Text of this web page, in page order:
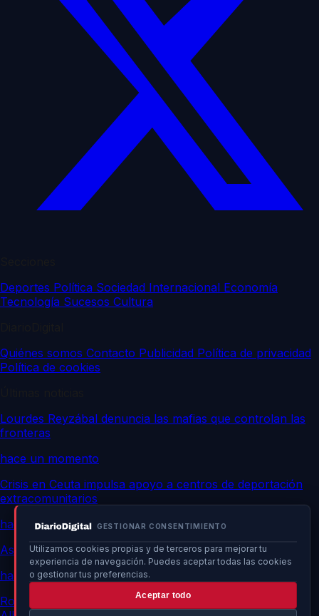
GESTIONAR CONSENTIMIENTO
Utilizamos cookies propias y de terceros para mejorar tu
experiencia de navegación. Puedes aceptar todas las cookies
o gestionar tus preferencias.
Aceptar todo
Deportes Política Sociedad Internacional Economía
Tecnología Sucesos Cultura
Quiénes somos Contacto Publicidad Política de privacidad
Política de cookies
Lourdes Reyzábal denuncia las mafias que controlan las
fronteras
hace un momento
Crisis en Ceuta impulsa apoyo a centros de deportación
extracomunitarios
hace un momento
Asalto masivo a Ceuta: confirman operación planificada
hace un momento
Rollán amenaza con acciones si Marlaska, Robles y